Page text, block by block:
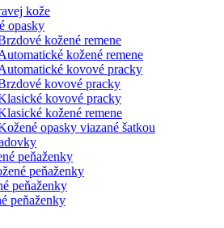
kože
opasky
kožené remene
kožené remene
kovové pracky
kovové pracky
kovové pracky
kožené remene
opasky viazané šatkou
peňaženky
peňaženky
peňaženky
peňaženky